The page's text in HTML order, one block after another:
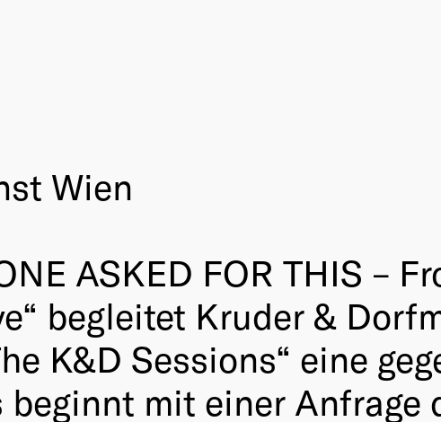
Wien
ASKED FOR THIS –
begleitet Kruder &
K&D Sessions“ eine
mit einer Anfrage